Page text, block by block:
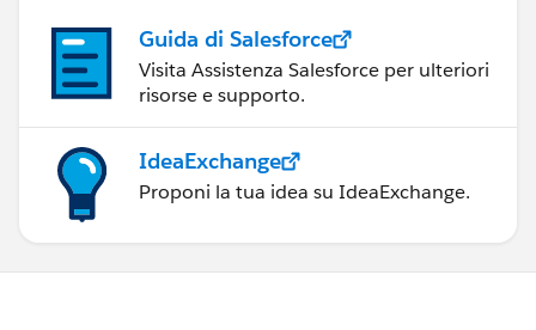
Guida di Salesforce
Visita Assistenza Salesforce per ulteriori
risorse e supporto.
IdeaExchange
Proponi la tua idea su IdeaExchange.